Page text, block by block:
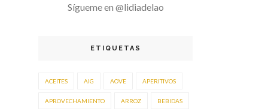
Sígueme en @lidiadelao
ETIQUETAS
ACEITES AIG AOVE APERITIVOS
APROVECHAMIENTO ARROZ BEBIDAS